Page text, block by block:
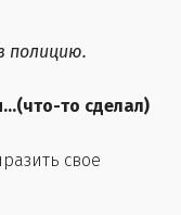
полицию.
то сделал)
свое